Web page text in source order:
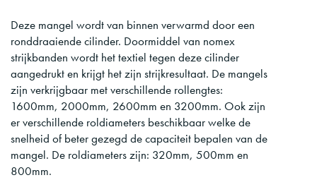
Deze mangel wordt van binnen verwarmd door een
ronddraaiende cilinder. Doormiddel van nomex
strijkbanden wordt het textiel tegen deze cilinder
aangedrukt en krijgt het zijn strijkresultaat. De mangels
zijn verkrijgbaar met verschillende rollengtes:
1600mm, 2000mm, 2600mm en 3200mm. Ook zijn
er verschillende roldiameters beschikbaar welke de
snelheid of beter gezegd de capaciteit bepalen van de
mangel. De roldiameters zijn: 320mm, 500mm en
800mm.